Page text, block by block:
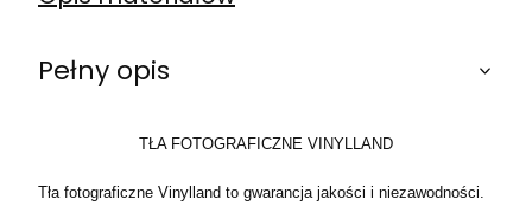
Pełny opis
TŁA FOTOGRAFICZNE VINYLLAND
Tła fotograficzne Vinylland to gwarancja jakości i niezawodności.